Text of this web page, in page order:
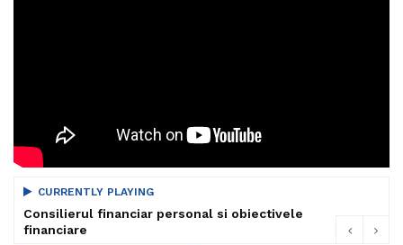
CURRENTLY PLAYING
Consilierul financiar personal si obiectivele
financiare